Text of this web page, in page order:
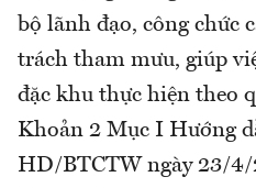
bộ lãnh đạo, công chức
trách tham mưu, giúp
đặc khu thực hiện theo
Khoản 2 Mục I Hướng
HD/BTCTW ngày 23/4/